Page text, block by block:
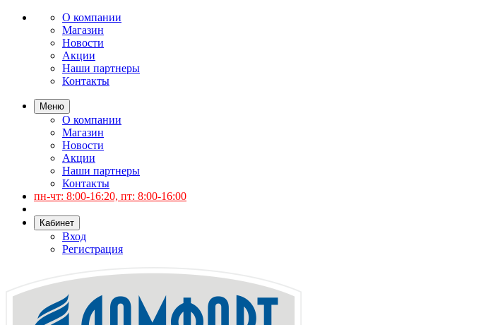
О компании
Магазин
Новости
Акции
Наши партнеры
Контакты
Меню
О компании
Магазин
Новости
Акции
Наши партнеры
Контакты
пн-чт: 8:00-16:20, пт: 8:00-16:00
Кабинет
Вход
Регистрация